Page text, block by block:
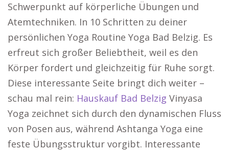
Schwerpunkt auf körperliche Übungen und
Atemtechniken. In 10 Schritten zu deiner
persönlichen Yoga Routine Yoga Bad Belzig. Es
erfreut sich großer Beliebtheit, weil es den
Körper fordert und gleichzeitig für Ruhe sorgt.
Diese interessante Seite bringt dich weiter –
schau mal rein: Hauskauf Bad Belzig Vinyasa
Yoga zeichnet sich durch den dynamischen Fluss
von Posen aus, während Ashtanga Yoga eine
feste Übungsstruktur vorgibt. Interessante